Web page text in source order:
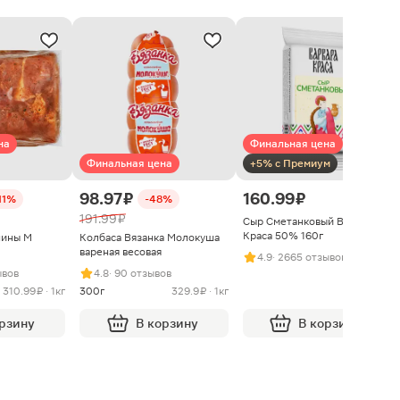
М
310.99 ₽ · 1кг
Финальная цена
98.97 ₽ -48%
191.99 ₽
Колбаса Вязанка Молокуша
вареная весовая
4.8· 90 отзывов
300г
329.9 ₽ · 1кг
В корзину
Финальная цена
+5% с Премиум
160.99 ₽
Сыр Сметанковый Варвара
Краса 50% 160г
4.9· 2665 отзывов
В корзину